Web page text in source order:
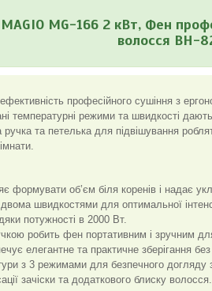
MG-166 2 кВт, Фен
волосся BH-
професійного сушіння з
температурні режими та швидкості
та петелька для підвішування
об’єм біля коренів і надає
швидкостями для оптимальної
потужності в 2000 Вт.
робить фен портативним і зручним
елегантне та практичне зберігання
з 3 режимами для безпечного догляду
зачіски та додаткового блиску волосся.